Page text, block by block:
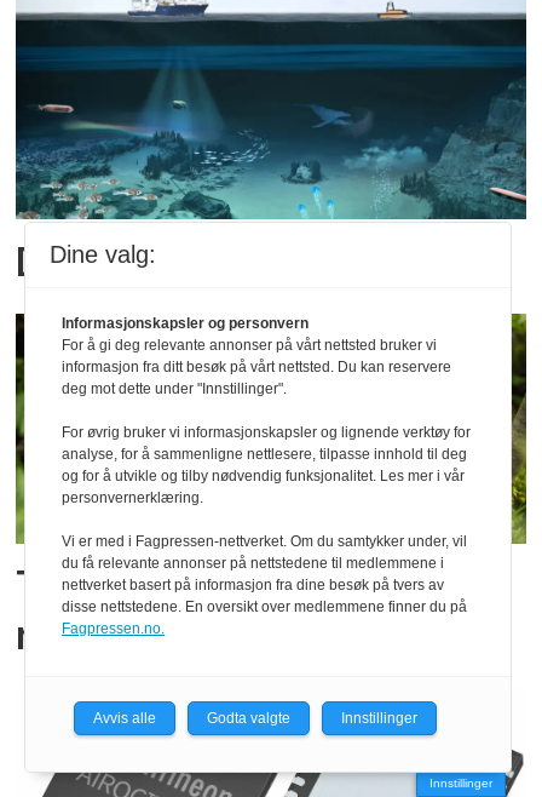
Dyp presisjon
Telenor-selskap får
rammeavtale i UK
Innstillinger
Dine valg:
Informasjonskapsler og personvern
For å gi deg relevante annonser på vårt nettsted bruker vi
informasjon fra ditt besøk på vårt nettsted. Du kan reservere
deg mot dette under "Innstillinger".
For øvrig bruker vi informasjonskapsler og lignende verktøy for
analyse, for å sammenligne nettlesere, tilpasse innhold til deg
og for å utvikle og tilby nødvendig funksjonalitet. Les mer i vår
personvernerklæring.
Vi er med i Fagpressen-nettverket. Om du samtykker under, vil
du få relevante annonser på nettstedene til medlemmene i
nettverket basert på informasjon fra dine besøk på tvers av
disse nettstedene. En oversikt over medlemmene finner du på
Fagpressen.no.
Avvis alle Godta valgte Innstillinger